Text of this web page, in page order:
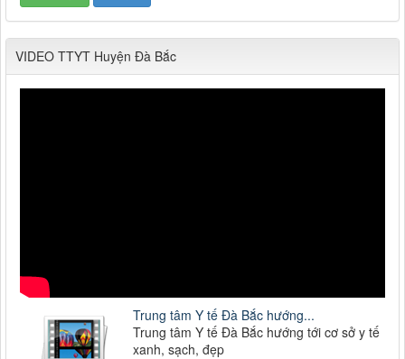
VIDEO TTYT Huyện Đà Bắc
Trung tâm Y tế Đà Bắc hướng...
Trung tâm Y tế Đà Bắc hướng tới cơ sở y tế
xanh, sạch, đẹp